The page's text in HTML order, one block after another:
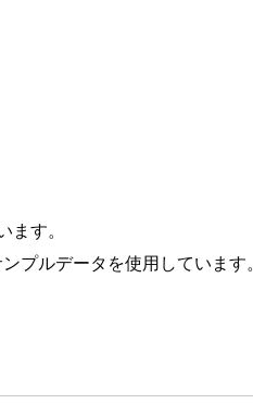
す。
プルデータを使用しています。